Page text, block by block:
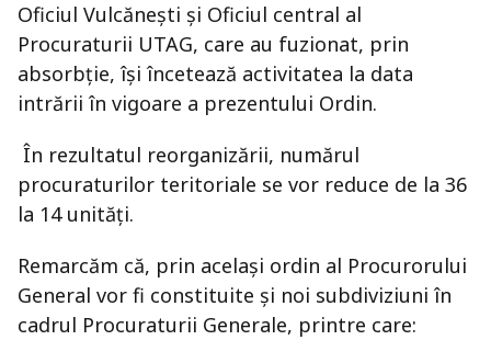
Oficiul Vulcănești și Oficiul central al
Procuraturii UTAG, care au fuzionat, prin
absorbție, își încetează activitatea la data
intrării în vigoare a prezentului Ordin.
În rezultatul reorganizării, numărul
procuraturilor teritoriale se vor reduce de la 36
la 14 unități.
Remarcăm că, prin același ordin al Procurorului
General vor fi constituite și noi subdiviziuni în
cadrul Procuraturii Generale, printre care: